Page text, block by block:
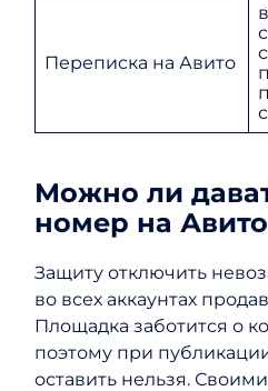
Переписка на Авито
Можно ли
номер на Авито
Защиту отключить
во всех аккаунтах
Площадка заботится о
поэтому при
оставить нельзя.